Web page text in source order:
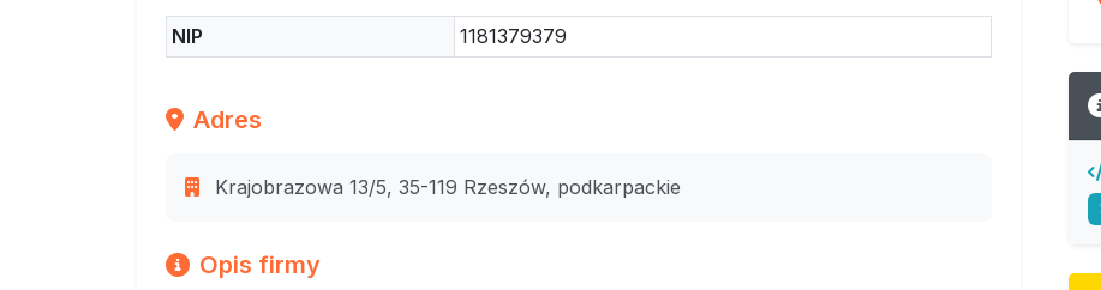
NIP 1181379379
Adres
Krajobrazowa 13/5, 35-119 Rzeszów, podkarpackie
Opis firmy